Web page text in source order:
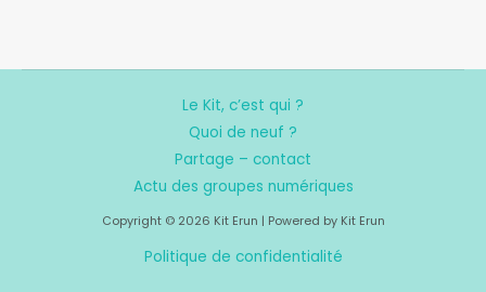
Le Kit, c’est qui ?
Quoi de neuf ?
Partage – contact
Actu des groupes numériques
Copyright © 2026 Kit Erun | Powered by Kit Erun
Politique de confidentialité